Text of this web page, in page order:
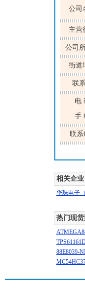
公司
主营
公司
街道
联
电
手
联系
相关企业
华珠电子
热门现
88E8039-